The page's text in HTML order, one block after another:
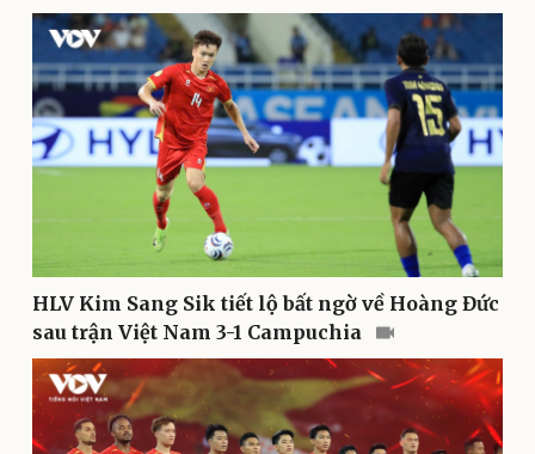
Du lịch
Săn Tour
Podcast
Câu chuyện thời sự
Đọc truyện đêm khuya
Cửa sổ tình yêu
Kể chuyện cho bé
Hạt giống tâm hồn
HLV Kim Sang Sik tiết lộ bất ngờ về Hoàng Đức
sau trận Việt Nam 3-1 Campuchia